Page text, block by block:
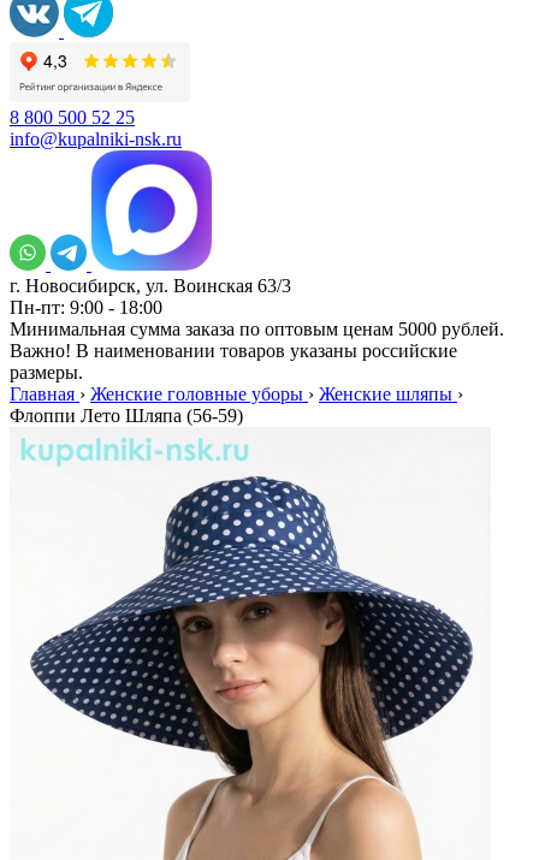
8 800 500 52 25
info@kupalniki-nsk.ru
г. Новосибирск, ул. Воинская 63/3
Пн-пт: 9:00 - 18:00
Минимальная сумма заказа по оптовым ценам 5000 рублей.
Важно! В наименовании товаров указаны российские
размеры.
Главная › Женские головные уборы › Женские шляпы ›
Флоппи Лето Шляпа (56-59)